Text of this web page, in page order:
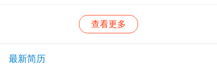
查看更多
最新简历